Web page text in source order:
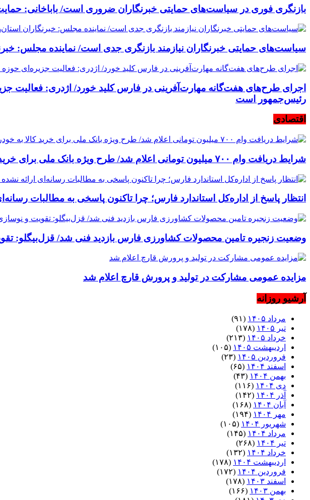
بازنگری فوری در سیاست‌های حمایتی خبرنگاران ضروری است/ باباخانی: حمایت
سیاست‌های حمایتی خبرنگاران نیازمند بازنگری جدی است/ نماینده مجلس:
اجرای طرح‌های هفت‌گانه مهارت‌آفرینی در فارس کلید خورد/ اژدری: فعالیت
رئیس‌جمهور است
اقتصادی
شرایط دریافت وام ۷۰۰ میلیون تومانی اعلام شد/ طرح ویژه بانک ملی برای خرید کالا به خودرو اولی‌ها
انتظار پاسخ از اداره‌کل استاندارد فارس؛ چرا تاکنون پاسخی به مطالبات
وضعیت زنجیره تامین محصولات کشاورزی فارس بازدید فنی شد/ قزل‌بیگلو:
مزایده عمومی مشارکت در تولید و پرورش قارچ اعلام شد
آرشیو روزانه
مرداد ۱۴۰۵
(۹۱)
تیر ۱۴۰۵
(۱۷۸)
خرداد ۱۴۰۵
(۲۱۳)
اردیبهشت ۱۴۰۵
(۱۰۵)
فروردین ۱۴۰۵
(۲۳)
اسفند ۱۴۰۴
(۶۵)
بهمن ۱۴۰۴
(۴۳)
دی ۱۴۰۴
(۱۱۶)
آذر ۱۴۰۴
(۱۴۲)
آبان ۱۴۰۴
(۱۶۸)
مهر ۱۴۰۴
(۱۹۴)
شهریور ۱۴۰۴
(۱۰۵)
مرداد ۱۴۰۴
(۱۴۵)
تیر ۱۴۰۴
(۲۶۸)
خرداد ۱۴۰۴
(۱۳۲)
اردیبهشت ۱۴۰۴
(۱۷۸)
فروردین ۱۴۰۴
(۱۷۲)
اسفند ۱۴۰۳
(۱۷۸)
بهمن ۱۴۰۳
(۱۶۶)